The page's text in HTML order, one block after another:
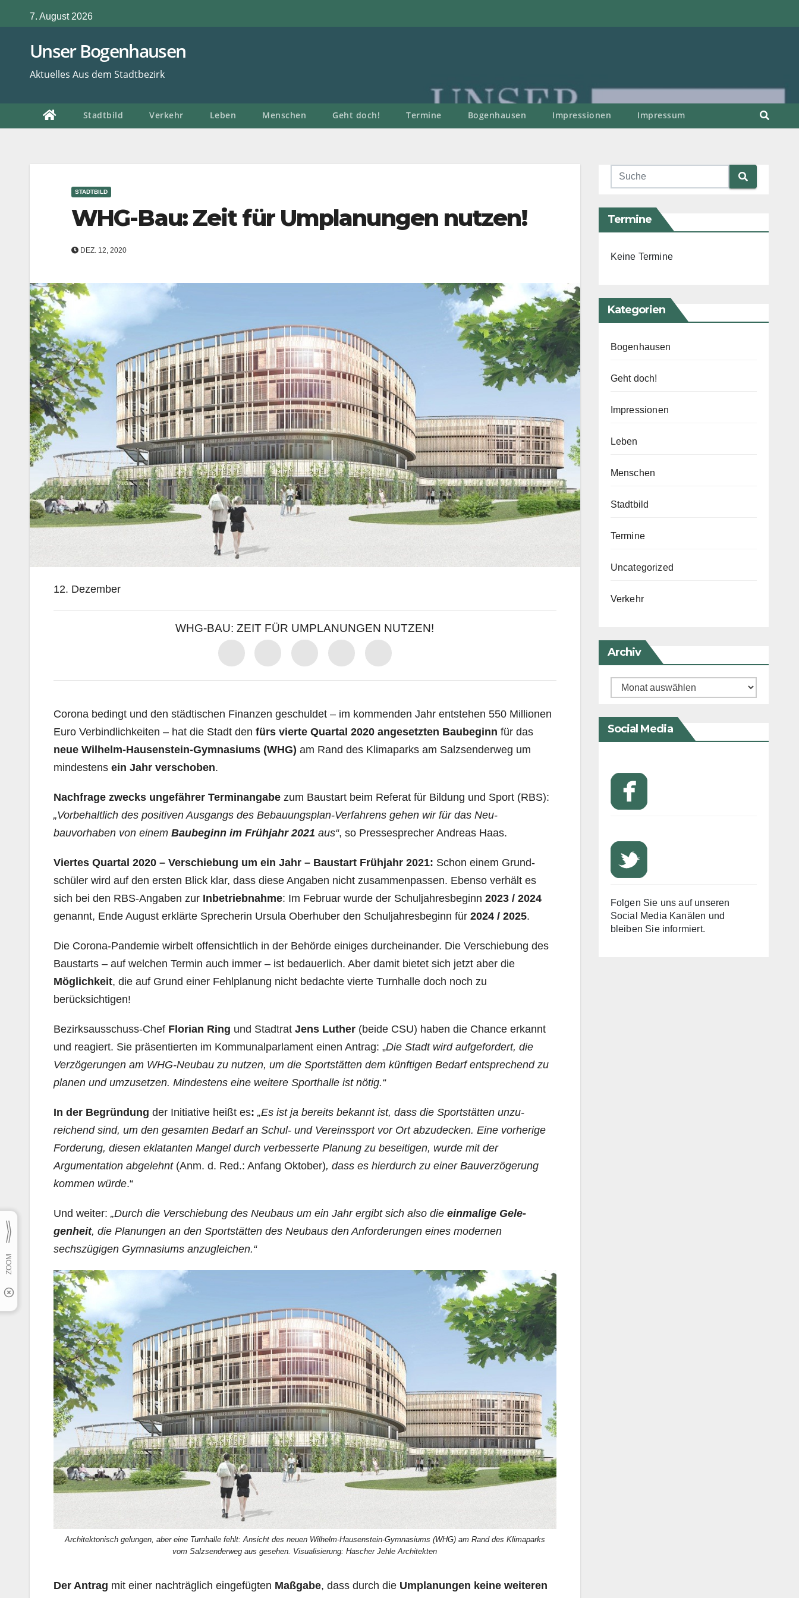
Inhalt
springen
7. August 2026
Unser Bogenhausen
Aktuelles Aus dem Stadtbezirk
Stadtbild Verkehr Leben Menschen Geht doch! Termine Bogenhausen Impressionen Impressum
STADTBILD
WHG-Bau: Zeit für Umplanungen nutzen!
DEZ. 12, 2020
12. Dezember
WHG-BAU: ZEIT FÜR UMPLANUNGEN NUTZEN!
Corona bedingt und den städtischen Finanzen geschuldet – im kommenden Jahr entstehen 550 Mil­lionen
Euro Verbindlichkeiten – hat die Stadt den fürs vierte Quartal 2020 angesetzten Baube­ginn für das
neue Wilhelm-Hausenstein-Gymnasiums (WHG) am Rand des Klimaparks am Salz­senderweg um
mindestens ein Jahr verschoben.
Nachfrage zwecks ungefährer Terminangabe zum Baustart beim Referat für Bildung und Sport (RBS):
„Vorbe­halt­lich des positiven Ausgangs des Bebauungsplan-Verfahrens gehen wir für das Neu­
bauvorhaben von einem Baubeginn im Frühjahr 2021 aus“, so Pres­se­sprecher Andreas Haas.
Viertes Quartal 2020 – Verschiebung um ein Jahr – Baustart Frühjahr 2021: Schon einem Grund­
schüler wird auf den ersten Blick klar, dass diese Angaben nicht zusammenpassen. Ebenso verhält es
sich bei den RBS-Angaben zur Inbetriebnahme: Im Februar wurde der Schuljahresbe­ginn 2023 / 2024
genannt, Ende August erklärte Sprecherin Ursula Oberhuber den Schuljahres­beginn für 2024 / 2025.
Die Corona-Pandemie wirbelt offensichtlich in der Behörde einiges durcheinander. Die Verschie­bung des
Baustarts – auf welchen Termin auch immer – ist bedauerlich. Aber damit bietet sich jetzt aber die
Möglichkeit, die auf Grund einer Fehlplanung nicht be­dachte vierte Turn­hal­le doch noch zu
berücksichtigen!
Bezirksausschuss-Chef Florian Ring und Stadtrat Jens Luther (beide CSU) haben die Chance erkannt
und reagiert. Sie präsentierten im Kommunalparlament einen Antrag: „Die Stadt wird aufgefordert, die
Verzögerungen am WHG-Neubau zu nutzen, um die Sportstätten dem künf­tigen Bedarf entsprechend zu
planen und umzusetzen. Mindestens eine weitere Sporthalle ist nötig.“
In der Begründung der Initiative heißt es: „Es ist ja bereits bekannt ist, dass die Sportstätten unzu­
reichend sind, um den gesamten Bedarf an Schul- und Vereinssport vor Ort abzudecken. Eine vor­he­rige
Forderung, diesen eklatanten Mangel durch verbesserte Planung zu beseitigen, wurde mit der
Argumentation abgelehnt (Anm. d. Red.: Anfang Oktober), dass es hierdurch zu einer Bauver­zögerung
kommen würde.“
Und weiter: „Durch die Verschiebung des Neubaus um ein Jahr ergibt sich also die einmalige Gele­
genheit, die Planungen an den Sportstätten des Neubaus den Anforderungen eines modernen
sechszügigen Gymnasiums anzugleichen.“
Architektonisch gelungen, aber eine Turnhalle fehlt: Ansicht des neuen Wilhelm-Hausenstein-Gymnasiums (WHG) am Rand des Klimaparks
vom Salzsenderweg aus gesehen. Visualisierung: Hascher Jehle Architekten
Der Antrag mit einer nachträglich eingefügten Maßgabe, dass durch die Umplanungen keine wei­te­ren
Termine
Keine Termine
Kategorien
Bogenhausen
Geht doch!
Impressionen
Leben
Menschen
Stadtbild
Termine
Uncategorized
Verkehr
Archiv
Archiv
Social Media
Folgen Sie uns auf unseren
Social Media Kanälen und
bleiben Sie informiert.